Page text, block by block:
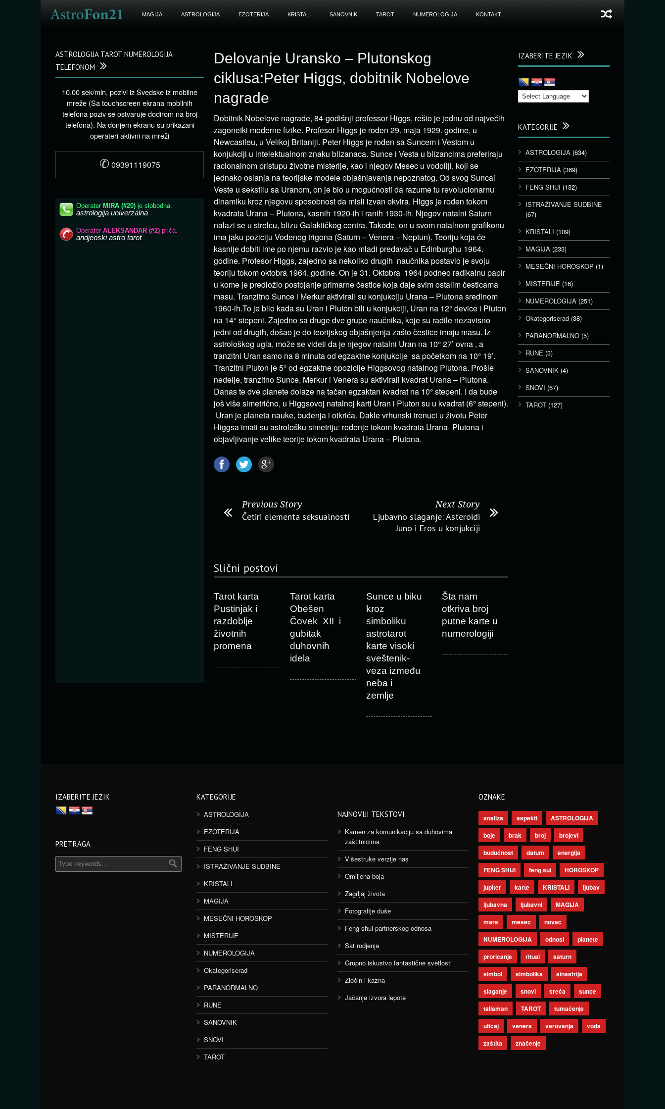
MAGIJA ASTROLOGIJA EZOTERIJA KRISTALI SANOVNIK TAROT NUMEROLOGIJA KONTAKT
Delovanje Uransko – Plutonskog
ciklusa:Peter Higgs, dobitnik Nobelove
nagrade
Dobitnik Nobelove nagrade, 84-godišnji professor Higgs, rešio je jednu od najvećih
zagonetki moderne fizike. Profesor Higgs je rođen 29. maja 1929. godine, u
Newcastleu, u Velikoj Britaniji. Peter Higgs je rođen sa Suncem i Vestom u
konjukciji u intelektualnom znaku blizanaca. Sunce i Vesta u blizancima preferiraju
racionalnom pristupu životne misterije, kao i njegov Mesec u vodoliji, koji se
jednako oslanja na teorijske modele objašnjavanja nepoznatog. Od svog Suncai
Veste u sekstilu sa Uranom, on je bio u mogućnosti da razume tu revolucionarnu
dinamiku kroz njegovu sposobnost da misli izvan okvira. Higgs je rođen tokom
kvadrata Urana – Plutona, kasnih 1920-ih i ranih 1930-ih. Njegov natalni Saturn
nalazi se u strelcu, blizu Galaktičkog centra. Takođe, on u svom natalnom grafikonu
ima jaku poziciju Vodenog trigona (Saturn – Venera – Neptun). Teoriju koja će
kasnije dobiti ime po njemu razvio je kao mladi predavač u Edinburghu 1964.
godine. Profesor Higgs, zajedno sa nekoliko drugih naučnika postavio je svoju
teoriju tokom oktobra 1964. godine. On je 31. Oktobra 1964 podneo radikalnu papir
u kome je predložio postojanje primarne čestice koja daje svim ostalim česticama
masu. Tranzitno Sunce i Merkur aktiviralI su konjukciju Urana – Plutona sredinom
1960-ih.To je bilo kada su Uran i Pluton bili u konjukciji, Uran na 12° device i Pluton
na 14° stepeni. Zajedno sa druge dve grupe naučnika, koje su radile nezavisno
jedni od drugih, došao je do teorijskog objašnjenja zašto čestice imaju masu. Iz
astrološkog ugla, može se videti da je njegov natalni Uran na 10° 27’ ovna , a
tranzitni Uran samo na 8 minuta od egzaktne konjukcije sa početkom na 10° 19’.
Tranzitni Pluton je 5° od egzaktne opozicije Higgsovog natalnog Plutona. Prošle
nedelje, tranzitno Sunce, Merkur i Venera su aktivirali kvadrat Urana – Plutona.
Danas te dve planete dolaze na tačan egzaktan kvadrat na 10° stepeni. I da bude
još više simetrično, u Higgsovoj natalnoj karti Uran i Pluton su u kvadrat (6° stepeni).
Uran je planeta nauke, buđenja i otkrića. Dakle vrhunski trenuci u životu Peter
Higgsa imati su astrološku simetriju: rođenje tokom kvadrata Urana- Plutona i
objavljivanje velike teorije tokom kvadrata Urana – Plutona.
Previous Story
Četiri elementa seksualnosti
Next Story
Ljubavno slaganje: Asteroidi
Juno i Eros u konjukciji
Slični postovi
Tarot karta
Pustinjak i
razdoblje
životnih
promena
Tarot karta
Obešen
Čovek XII i
gubitak
duhovnih
idela
Sunce u biku
kroz
simboliku
astrotarot
karte visoki
sveštenik-
veza između
neba i
zemlje
Šta nam
otkriva broj
putne karte u
numerologiji
IZABERITE JEZIK
KATEGORIJE
ASTROLOGIJA (634)
EZOTERIJA (369)
FENG SHUI (132)
ISTRAŽIVANJE SUDBINE
(67)
KRISTALI (109)
MAGIJA (233)
MESEČNI HOROSKOP (1)
MISTERIJE (16)
NUMEROLOGIJA (251)
Okategoriserad (38)
PARANORMALNO (5)
RUNE (3)
SANOVNIK (4)
SNOVI (67)
TAROT (127)
ASTROLOGIJA TAROT NUMEROLOGIJA
TELEFONOM
10.00 sek/min, pozivi iz Švedske iz mobilne
mreže (Sa touchscreen ekrana mobilnih
telefona poziv se ostvaruje dodirom na broj
telefona). Na donjem ekranu su prikazani
operateri aktivni na mreži
✆ 09391119075
IZABERITE JEZIK
PRETRAGA
KATEGORIJE
ASTROLOGIJA
EZOTERIJA
FENG SHUI
ISTRAŽIVANJE SUDBINE
KRISTALI
MAGIJA
MESEČNI HOROSKOP
MISTERIJE
NUMEROLOGIJA
Okategoriserad
PARANORMALNO
RUNE
SANOVNIK
SNOVI
TAROT
NAJNOVIJI TEKSTOVI
Kamen za komunikaciju sa duhovima
zaštitnicima
Višestruke verzije nas
Omiljena boja
Zagrljaj života
Fotografije duše
Feng shui partnerskog odnosa
Sat rodjenja
Grupno iskustvo fantastične svetlosti
Zločin i kazna
Jačanje izvora lepote
OZNAKE
analiza aspekti
ASTROLOGIJA
boje
brak broj
brojevi
budućnost
datum
energija
FENG SHUI
feng šui
HOROSKOP
jupiter
karte KRISTALI
ljubav
ljubavna
ljubavni
MAGIJA
mars
mesec
novac
NUMEROLOGIJA
odnosi
planete
proricanje
ritual
saturn
simbol
simbolika
sinastrija
slaganje
snovi sreća
sunce
talisman
TAROT
tumačenje
uticaj
venera verovanja
voda
zaštita
značenje